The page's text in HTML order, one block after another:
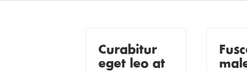
Curabitur
eget leo at